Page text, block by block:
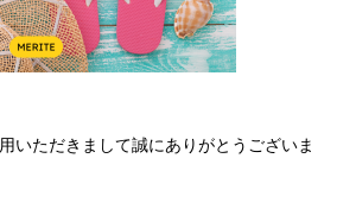
いただきまして誠にありがとうございま